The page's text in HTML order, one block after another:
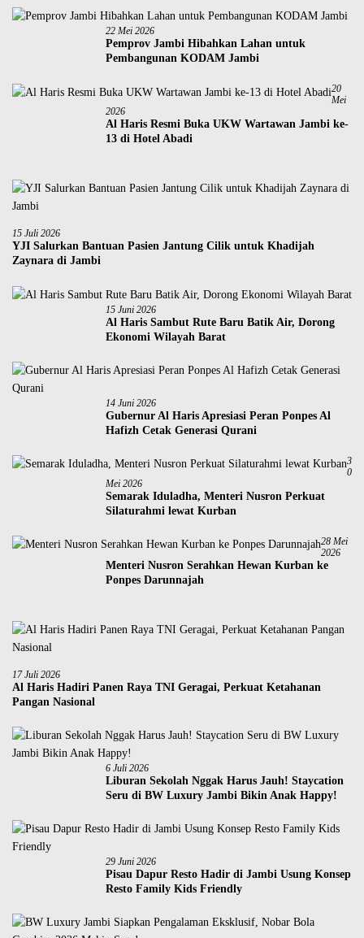
22 Mei 2026
Pemprov Jambi Hibahkan Lahan untuk
Pembangunan KODAM Jambi
20
Mei
2026
Al Haris Resmi Buka UKW Wartawan Jambi ke-
13 di Hotel Abadi
15 Juli 2026
YJI Salurkan Bantuan Pasien Jantung Cilik untuk Khadijah
Zaynara di Jambi
15 Juni 2026
Al Haris Sambut Rute Baru Batik Air, Dorong
Ekonomi Wilayah Barat
14 Juni 2026
Gubernur Al Haris Apresiasi Peran Ponpes Al
Hafizh Cetak Generasi Qurani
3
0
Mei 2026
Semarak Iduladha, Menteri Nusron Perkuat
Silaturahmi lewat Kurban
28 Mei
2026
Menteri Nusron Serahkan Hewan Kurban ke
Ponpes Darunnajah
17 Juli 2026
Al Haris Hadiri Panen Raya TNI Geragai, Perkuat Ketahanan
Pangan Nasional
6 Juli 2026
Liburan Sekolah Nggak Harus Jauh! Staycation
Seru di BW Luxury Jambi Bikin Anak Happy!
29 Juni 2026
Pisau Dapur Resto Hadir di Jambi Usung Konsep
Resto Family Kids Friendly